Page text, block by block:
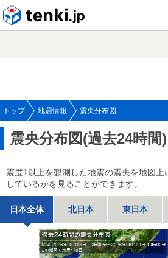
トップ 地震情報 震央分布図
震央分布図(過去24時間)
震度1以上を観測した地震の震央を地図
しているかを見ることができます。
日本全体 北日本 東日本